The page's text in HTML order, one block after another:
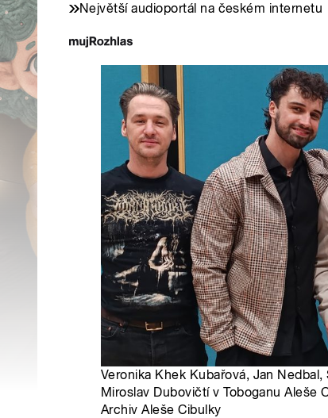
Největší audioportál na českém internetu
Veronika Khek Kubařová, Jan
Miroslav Dubovičtí v Toboganu Aleše
Archiv Aleše Cibulky